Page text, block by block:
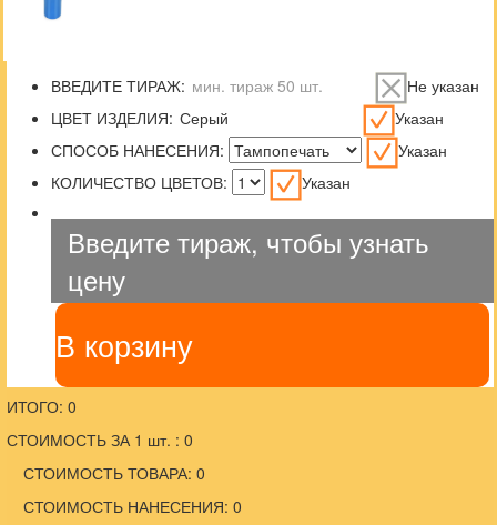
ВВЕДИТЕ ТИРАЖ:
Не указан
ЦВЕТ ИЗДЕЛИЯ:
Указан
СПОСОБ НАНЕСЕНИЯ:
Указан
КОЛИЧЕСТВО ЦВЕТОВ:
Указан
Введите тираж, чтобы узнать
цену
В корзину
ИТОГО: 0
СТОИМОСТЬ ЗА 1 шт. : 0
СТОИМОСТЬ ТОВАРА: 0
СТОИМОСТЬ НАНЕСЕНИЯ: 0